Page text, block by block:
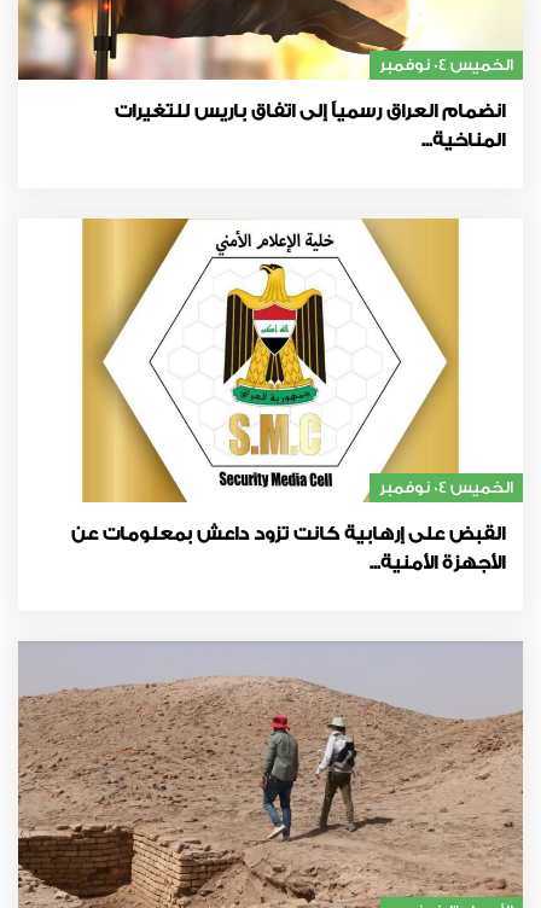
الخميس 04 نوفمبر
انضمام العراق رسمياً إلى اتفاق باريس للتغيرات
المناخية...
الخميس 04 نوفمبر
القبض على إرهابية كانت تزود داعش بمعلومات عن
الأجهزة الأمنية...